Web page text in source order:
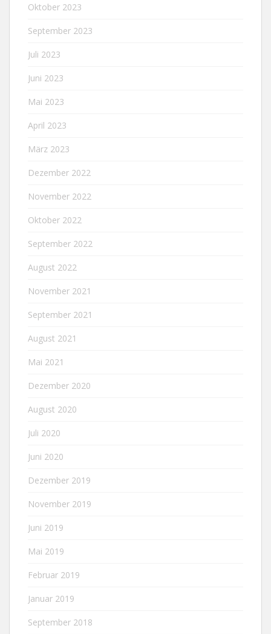
Oktober 2023
September 2023
Juli 2023
Juni 2023
Mai 2023
April 2023
März 2023
Dezember 2022
November 2022
Oktober 2022
September 2022
August 2022
November 2021
September 2021
August 2021
Mai 2021
Dezember 2020
August 2020
Juli 2020
Juni 2020
Dezember 2019
November 2019
Juni 2019
Mai 2019
Februar 2019
Januar 2019
September 2018